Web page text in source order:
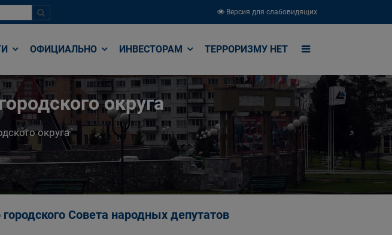
Версия для слабовидящих
ОФИЦИАЛЬНО ИНВЕСТОРАМ ТЕРРОРИЗМУ НЕТ
округа
округа
Совета народных депутатов